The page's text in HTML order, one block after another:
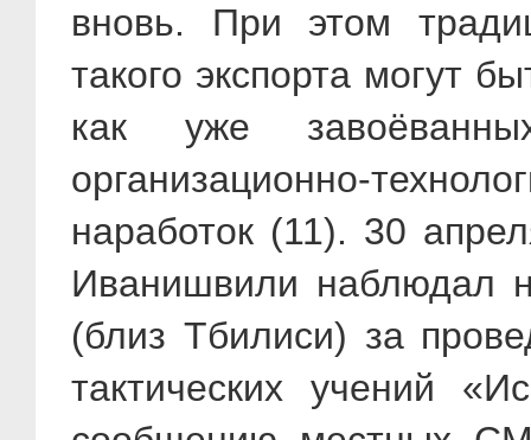
вновь. При этом
такого экспорта могут
как уже
организационно-
наработок (11). 30
Иванишвили наблюдал
(близ Тбилиси) за
тактических учений